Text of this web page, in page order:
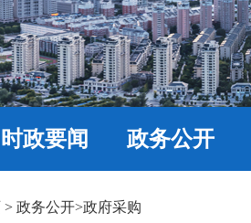
时政要闻 政务公开
> 政务公开>政府采购